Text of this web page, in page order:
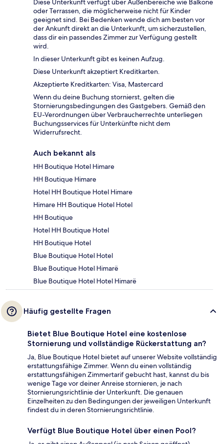
Diese Unterkunft verfügt über Außenbereiche wie Balkone
oder Terrassen, die möglicherweise nicht für Kinder
geeignet sind. Bei Bedenken wende dich am besten vor
der Ankunft direkt an die Unterkunft, um sicherzustellen,
dass dir ein passendes Zimmer zur Verfügung gestellt
wird.
In dieser Unterkunft gibt es keinen Aufzug.
Diese Unterkunft akzeptiert Kreditkarten.
Akzeptierte Kreditkarten: Visa, Mastercard
Wenn du deine Buchung stornierst, gelten die
Stornierungsbedingungen des Gastgebers. Gemäß den
EU-Verordnungen über Verbraucherrechte unterliegen
Buchungsservices für Unterkünfte nicht dem
Widerrufsrecht.
Auch bekannt als
HH Boutique Hotel Himare
HH Boutique Himare
Hotel HH Boutique Hotel Himare
Himare HH Boutique Hotel Hotel
HH Boutique
Hotel HH Boutique Hotel
HH Boutique Hotel
Blue Boutique Hotel Hotel
Blue Boutique Hotel Himarë
Blue Boutique Hotel Hotel Himarë
Häufig gestellte Fragen
Bietet Blue Boutique Hotel eine kostenlose
Stornierung und vollständige Rückerstattung an?
Ja, Blue Boutique Hotel bietet auf unserer Website vollständig
erstattungsfähige Zimmer. Wenn du einen vollständig
erstattungsfähigen Zimmertarif gebucht hast, kannst du bis
wenige Tage vor deiner Anreise stornieren, je nach
Stornierungsrichtlinie der Unterkunft. Die genauen
Einzelheiten zu den Bedingungen der jeweiligen Unterkunft
findest du in deren Stornierungsrichtlinie.
Verfügt Blue Boutique Hotel über einen Pool?